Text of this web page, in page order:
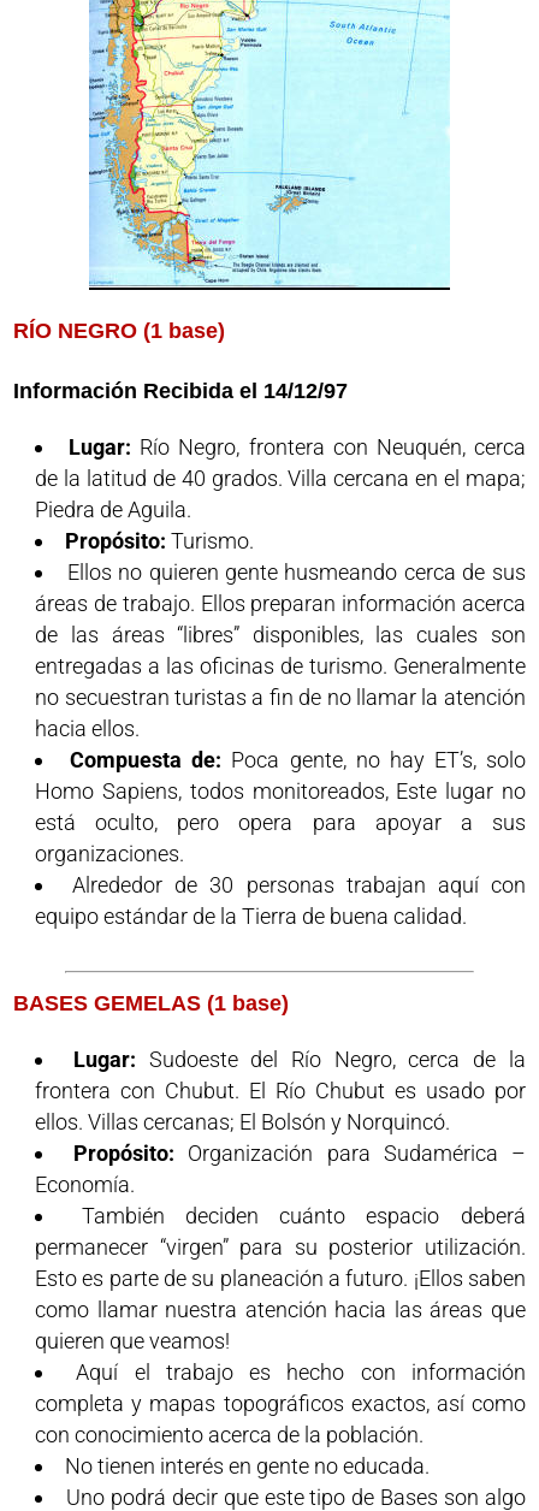
RÍO NEGRO (1 base)
Información Recibida el 14/12/97
Lugar: Río Negro, frontera con Neuquén, cerca
de la latitud de 40 grados. Villa cercana en el mapa;
Piedra de Aguila.
Propósito: Turismo.
Ellos no quieren gente husmeando cerca de sus
áreas de trabajo. Ellos preparan información acerca
de las áreas “libres” disponibles, las cuales son
entregadas a las oficinas de turismo. Generalmente
no secuestran turistas a fin de no llamar la atención
hacia ellos.
Compuesta de: Poca gente, no hay ET’s, solo
Homo Sapiens, todos monitoreados, Este lugar no
está oculto, pero opera para apoyar a sus
organizaciones.
Alrededor de 30 personas trabajan aquí con
equipo estándar de la Tierra de buena calidad.
BASES GEMELAS (1 base)
Lugar: Sudoeste del Río Negro, cerca de la
frontera con Chubut. El Río Chubut es usado por
ellos. Villas cercanas; El Bolsón y Norquincó.
Propósito: Organización para Sudamérica –
Economía.
También deciden cuánto espacio deberá
permanecer “virgen” para su posterior utilización.
Esto es parte de su planeación a futuro. ¡Ellos saben
como llamar nuestra atención hacia las áreas que
quieren que veamos!
Aquí el trabajo es hecho con información
completa y mapas topográficos exactos, así como
con conocimiento acerca de la población.
No tienen interés en gente no educada.
Uno podrá decir que este tipo de Bases son algo